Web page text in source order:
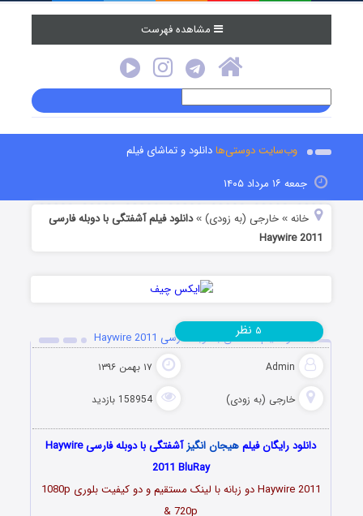
مشاهده فهرست
وب‌سایت دوستی‌هادانلود و تماشای فیلم
جمعه ۱۶ مرداد ۱۴۰۵
خانه »خارجی (به زودی) »دانلود فیلم آشفتگی با دوبله فارسی
Haywire 2011
دانلود فیلم آشفتگی با دوبله فارسی Haywire 2011
Admin ۱۷ بهمن ۱۳۹۶
خارجی (به زودی) 158954 بازدید
۵ نظر
دانلود رایگان فیلمهیجان انگیز
آشفتگی با دوبله فارسی Haywire
2011 BluRay
Haywire 2011 دو زبانه با لینک مستقیم و دو کیفیت بلوری 1080p
& 720p